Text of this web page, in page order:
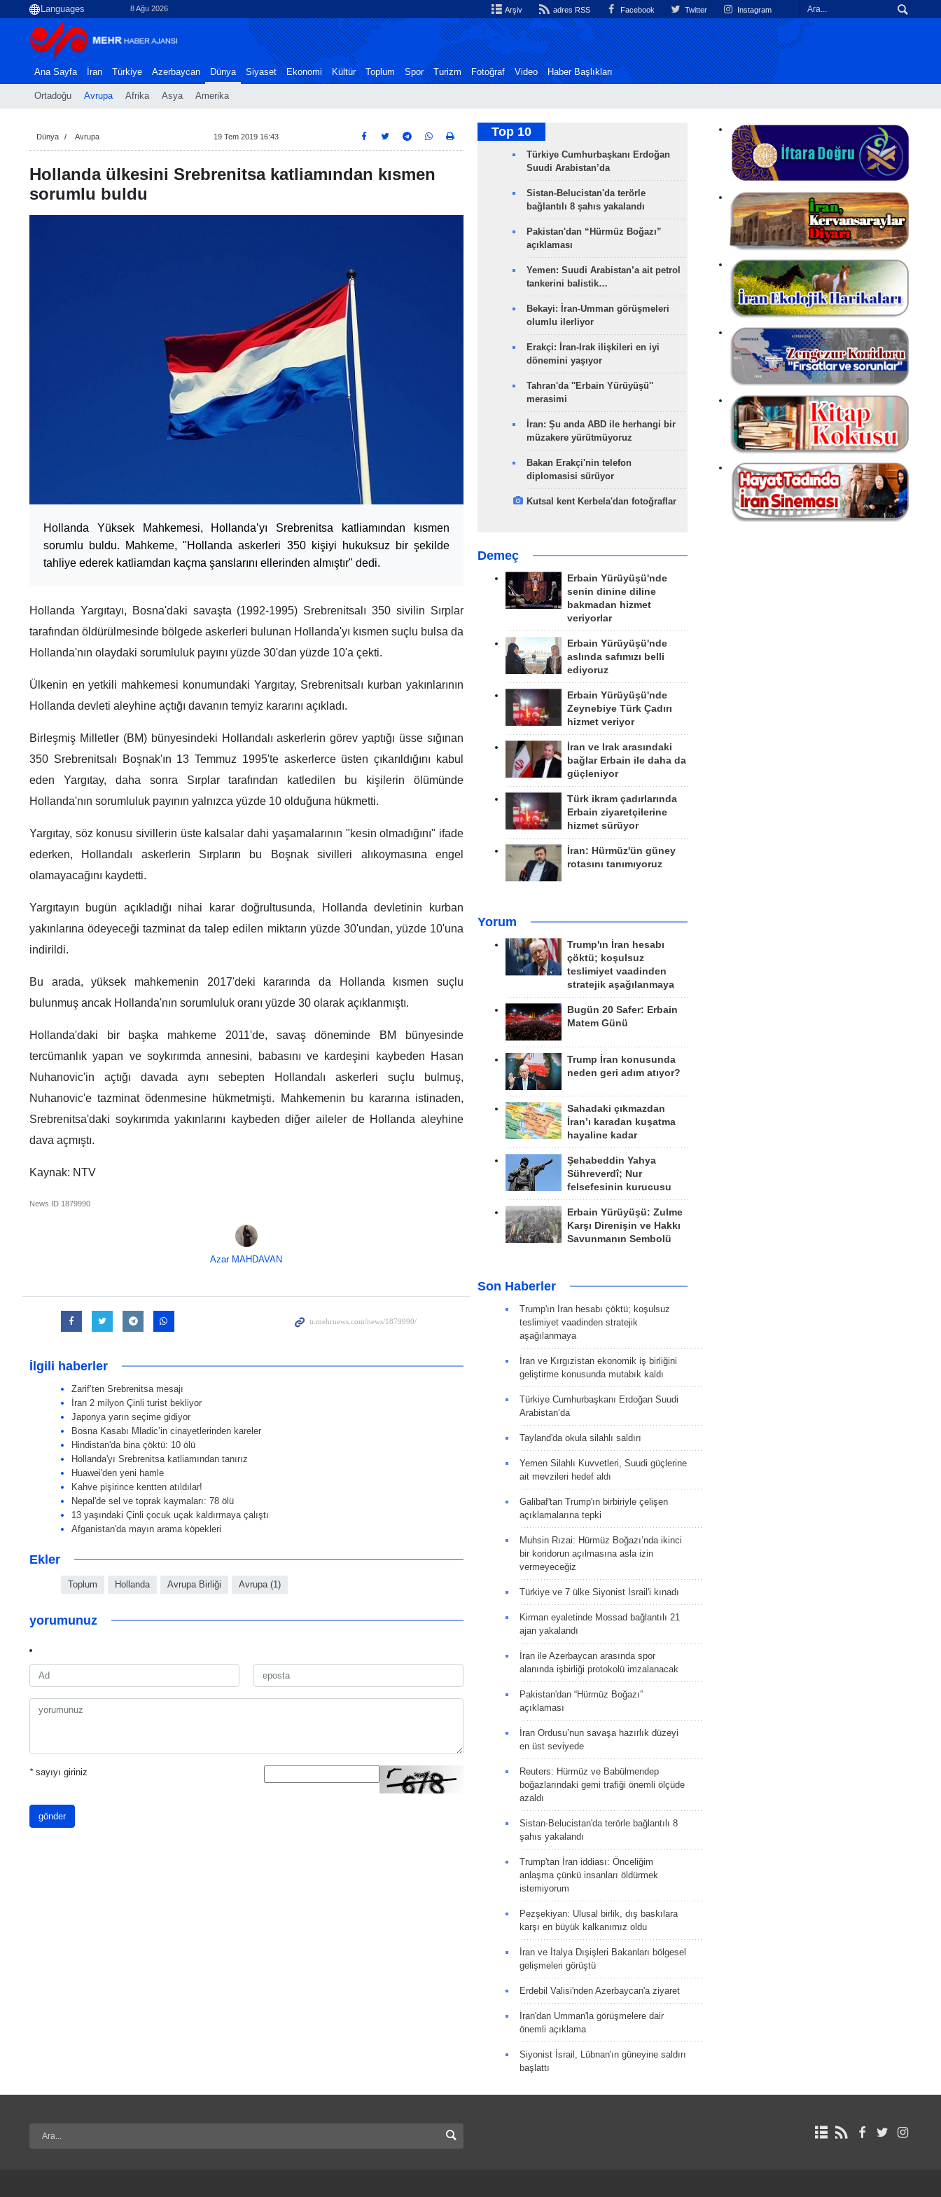
8 Ağu 2026 Arşiv adres RSS Facebook Twitter Instagram
Ana Sayfa İran Türkiye Azerbaycan Dünya
Ortadoğu Avrupa Afrika Asya Amerika
Siyaset Ekonomi Kültür Toplum Spor Turizm Fotoğraf Video Haber Başlıkları
Dünya Avrupa 19 Tem 2019 16:43
Hollanda ülkesini Srebrenitsa katliamından kısmen
sorumlu buldu
Hollanda Yüksek Mahkemesi, Hollanda’yı Srebrenitsa katliamından kısmen
sorumlu buldu. Mahkeme, "Hollanda askerleri 350 kişiyi hukuksuz bir şekilde
tahliye ederek katliamdan kaçma şanslarını ellerinden almıştır" dedi.
Hollanda Yargıtayı, Bosna'daki savaşta (1992-1995) Srebrenitsalı 350 sivilin Sırplar
tarafından öldürülmesinde bölgede askerleri bulunan Hollanda'yı kısmen suçlu bulsa da
Hollanda'nın olaydaki sorumluluk payını yüzde 30'dan yüzde 10'a çekti.
Ülkenin en yetkili mahkemesi konumundaki Yargıtay, Srebrenitsalı kurban yakınlarının
Hollanda devleti aleyhine açtığı davanın temyiz kararını açıkladı.
Birleşmiş Milletler (BM) bünyesindeki Hollandalı askerlerin görev yaptığı üsse sığınan
350 Srebrenitsalı Boşnak'ın 13 Temmuz 1995'te askerlerce üsten çıkarıldığını kabul
eden Yargıtay, daha sonra Sırplar tarafından katledilen bu kişilerin ölümünde
Hollanda'nın sorumluluk payının yalnızca yüzde 10 olduğuna hükmetti.
Yargıtay, söz konusu sivillerin üste kalsalar dahi yaşamalarının "kesin olmadığını" ifade
ederken, Hollandalı askerlerin Sırpların bu Boşnak sivilleri alıkoymasına engel
olamayacağını kaydetti.
Yargıtayın bugün açıkladığı nihai karar doğrultusunda, Hollanda devletinin kurban
yakınlarına ödeyeceği tazminat da talep edilen miktarın yüzde 30'undan, yüzde 10'una
indirildi.
Bu arada, yüksek mahkemenin 2017'deki kararında da Hollanda kısmen suçlu
bulunmuş ancak Hollanda'nın sorumluluk oranı yüzde 30 olarak açıklanmıştı.
Hollanda'daki bir başka mahkeme 2011'de, savaş döneminde BM bünyesinde
tercümanlık yapan ve soykırımda annesini, babasını ve kardeşini kaybeden Hasan
Nuhanovic'in açtığı davada aynı sebepten Hollandalı askerleri suçlu bulmuş,
Nuhanovic'e tazminat ödenmesine hükmetmişti. Mahkemenin bu kararına istinaden,
Srebrenitsa'daki soykırımda yakınlarını kaybeden diğer aileler de Hollanda aleyhine
dava açmıştı.
Kaynak: NTV
News ID 1879990
Azar MAHDAVAN
İlgili haberler
Zarif’ten Srebrenitsa mesajı
İran 2 milyon Çinli turist bekliyor
Japonya yarın seçime gidiyor
Bosna Kasabı Mladic’in cinayetlerinden kareler
Hindistan'da bina çöktü: 10 ölü
Hollanda'yı Srebrenitsa katliamından tanırız
Huawei'den yeni hamle
Kahve pişirince kentten atıldılar!
Nepal'de sel ve toprak kaymaları: 78 ölü
13 yaşındaki Çinli çocuk uçak kaldırmaya çalıştı
Afganistan'da mayın arama köpekleri
Ekler
Toplum Hollanda Avrupa Birliği Avrupa (1)
yorumunuz
*sayıyı giriniz
gönder
Top 10
Türkiye Cumhurbaşkanı Erdoğan
Suudi Arabistan’da
Sistan-Belucistan'da terörle
bağlantılı 8 şahıs yakalandı
Pakistan'dan “Hürmüz Boğazı”
açıklaması
Yemen: Suudi Arabistan’a ait petrol
tankerini balistik…
Bekayi: İran-Umman görüşmeleri
olumlu ilerliyor
Erakçi: İran-Irak ilişkileri en iyi
dönemini yaşıyor
Tahran'da ''Erbain Yürüyüşü''
merasimi
İran: Şu anda ABD ile herhangi bir
müzakere yürütmüyoruz
Bakan Erakçi'nin telefon
diplomasisi sürüyor
Kutsal kent Kerbela'dan fotoğraflar
Demeç
Erbain Yürüyüşü'nde
senin dinine diline
bakmadan hizmet
veriyorlar
Erbain Yürüyüşü'nde
aslında safımızı belli
ediyoruz
Erbain Yürüyüşü'nde
Zeynebiye Türk Çadırı
hizmet veriyor
İran ve Irak arasındaki
bağlar Erbain ile daha da
güçleniyor
Türk ikram çadırlarında
Erbain ziyaretçilerine
hizmet sürüyor
İran: Hürmüz'ün güney
rotasını tanımıyoruz
Yorum
Trump'ın İran hesabı
çöktü; koşulsuz
teslimiyet vaadinden
stratejik aşağılanmaya
Bugün 20 Safer: Erbain
Matem Günü
Trump İran konusunda
neden geri adım atıyor?
Sahadaki çıkmazdan
İran’ı karadan kuşatma
hayaline kadar
Şehabeddin Yahya
Sühreverdî; Nur
felsefesinin kurucusu
Erbain Yürüyüşü: Zulme
Karşı Direnişin ve Hakkı
Savunmanın Sembolü
Son Haberler
Trump'ın İran hesabı çöktü; koşulsuz
teslimiyet vaadinden stratejik
aşağılanmaya
İran ve Kırgızistan ekonomik iş birliğini
geliştirme konusunda mutabık kaldı
Türkiye Cumhurbaşkanı Erdoğan Suudi
Arabistan’da
Tayland'da okula silahlı saldırı
Yemen Silahlı Kuvvetleri, Suudi güçlerine
ait mevzileri hedef aldı
Galibaf'tan Trump'ın birbiriyle çelişen
açıklamalarına tepki
Muhsin Rızai: Hürmüz Boğazı’nda ikinci
bir koridorun açılmasına asla izin
vermeyeceğiz
Türkiye ve 7 ülke Siyonist İsrail'i kınadı
Kirman eyaletinde Mossad bağlantılı 21
ajan yakalandı
İran ile Azerbaycan arasında spor
alanında işbirliği protokolü imzalanacak
Pakistan'dan “Hürmüz Boğazı”
açıklaması
İran Ordusu’nun savaşa hazırlık düzeyi
en üst seviyede
Reuters: Hürmüz ve Babülmendep
boğazlarındaki gemi trafiği önemli ölçüde
azaldı
Sistan-Belucistan'da terörle bağlantılı 8
şahıs yakalandı
Trump'tan İran iddiası: Önceliğim
anlaşma çünkü insanları öldürmek
istemiyorum
Pezşekiyan: Ulusal birlik, dış baskılara
karşı en büyük kalkanımız oldu
İran ve İtalya Dışişleri Bakanları bölgesel
gelişmeleri görüştü
Erdebil Valisi'nden Azerbaycan'a ziyaret
İran'dan Umman'la görüşmelere dair
önemli açıklama
Siyonist İsrail, Lübnan'ın güneyine saldırı
başlattı